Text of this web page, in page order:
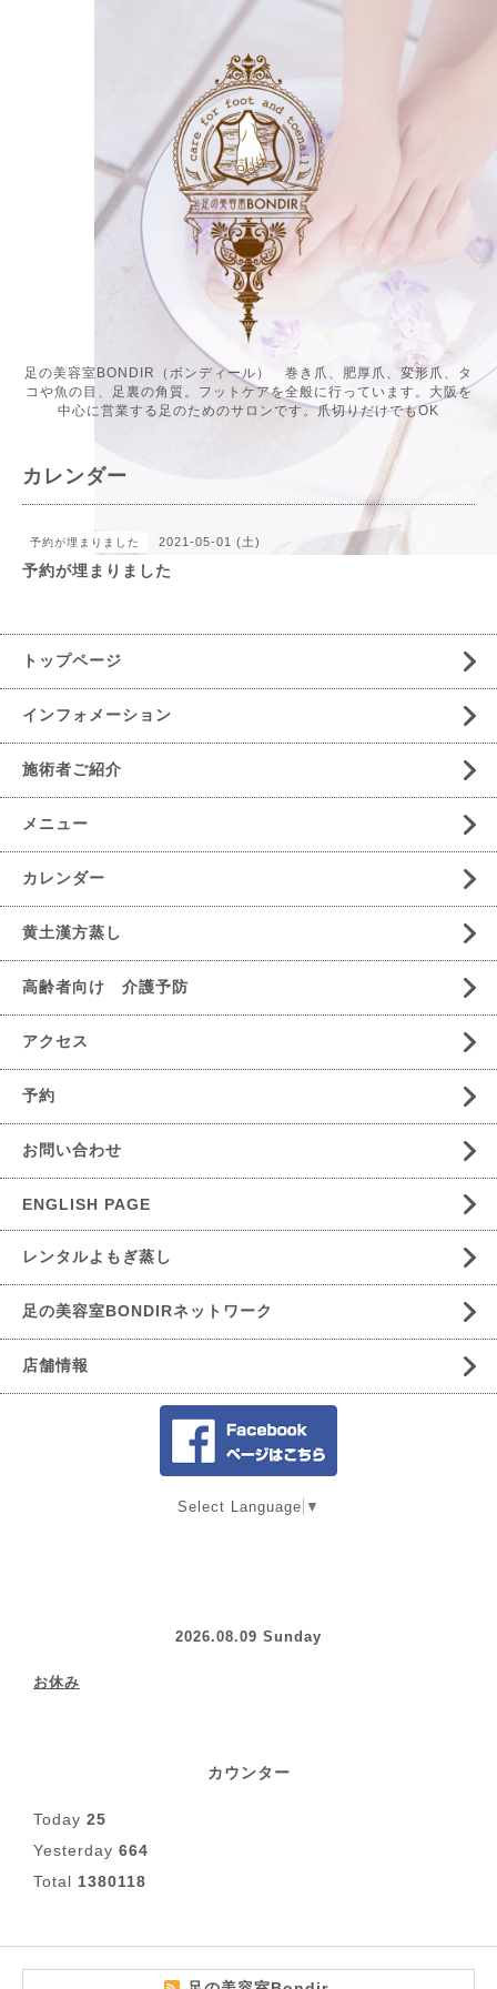
足の美容室BONDIR（ボンディール） 巻き爪、肥厚爪、変形爪、タ
コや魚の目、足裏の角質。フットケアを全般に行っています。大阪を
中心に営業する足のためのサロンです。爪切りだけでもOK
カレンダー
予約が埋まりました 2021-05-01 (土)
予約が埋まりました
トップページ
インフォメーション
施術者ご紹介
メニュー
カレンダー
黄土漢方蒸し
高齢者向け 介護予防
アクセス
予約
お問い合わせ
ENGLISH PAGE
レンタルよもぎ蒸し
足の美容室BONDIRネットワーク
店舗情報
Select Language ▼
2026.08.09 Sunday
お休み
カウンター
Today 25
Yesterday 664
Total 1380118